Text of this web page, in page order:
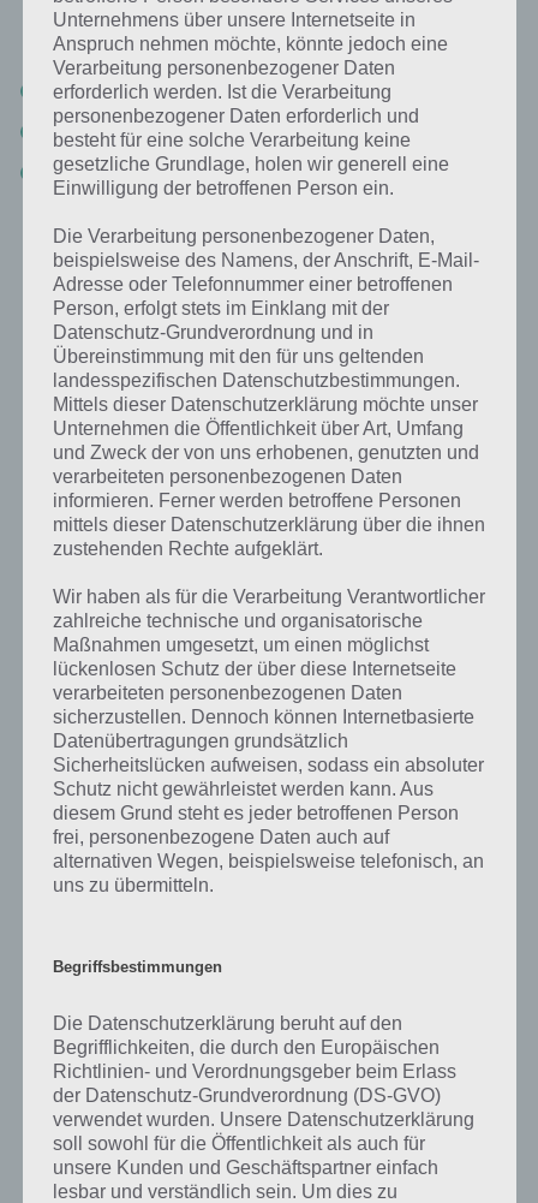
antippen musst, sind es in Akt 3 Ratten. Hier alle Informationen, die
du wissen musst:
Ratten erscheinen alle 3 Minuten
Maximal können sich 30 Ratten in eurer Stadt aufhalten
50 weitere werden gespeichert, sodass diese erscheinen, wenn du
welche angetippt hast
So musst du alle 4 Stunden spielen, da sonst keine neuen mehr
generiert werden. Ein Tipp zum Sammeln: Lege dein Smartphone /
Tablet einfach hin und bleibe stets beim gleichen Punkt stehen. Die
Ratten wandern nach gewisser Zeit in diesen sichtbaren Bereich,
sodass du diese dann antippen kannst.
Noch einfacher geht es mit dem Panini-Grill, den du mittlerweile
soweit upgegraded haben solltest, dass du diesen alle 4 Stunden
aktivieren kannst.
Tippe die Ratten an, um an die Augenklappen zu
Übersicht über die Preise in Akt
3 Piraten
Hier nun die Übersicht, welche Preise es in Akt 3 Piraten des Zeitreise
Event in Simpsons Springfield gibt. Insgesamt musst du dieses mal
ganze 88.200 Augenklappen sammeln, um alle Preise zu verdienen.
Unternehmens über unsere Internetseite in
Anspruch nehmen möchte, könnte jedoch eine
Verarbeitung personenbezogener Daten
erforderlich werden. Ist die Verarbeitung
personenbezogener Daten erforderlich und
besteht für eine solche Verarbeitung keine
gesetzliche Grundlage, holen wir generell eine
Einwilligung der betroffenen Person ein.
Die Verarbeitung personenbezogener Daten,
beispielsweise des Namens, der Anschrift, E-Mail-
Adresse oder Telefonnummer einer betroffenen
Person, erfolgt stets im Einklang mit der
Datenschutz-Grundverordnung und in
Übereinstimmung mit den für uns geltenden
landesspezifischen Datenschutzbestimmungen.
Mittels dieser Datenschutzerklärung möchte unser
Unternehmen die Öffentlichkeit über Art, Umfang
und Zweck der von uns erhobenen, genutzten und
verarbeiteten personenbezogenen Daten
informieren. Ferner werden betroffene Personen
mittels dieser Datenschutzerklärung über die ihnen
zustehenden Rechte aufgeklärt.
Wir haben als für die Verarbeitung Verantwortlicher
zahlreiche technische und organisatorische
Maßnahmen umgesetzt, um einen möglichst
lückenlosen Schutz der über diese Internetseite
verarbeiteten personenbezogenen Daten
sicherzustellen. Dennoch können Internetbasierte
Datenübertragungen grundsätzlich
Sicherheitslücken aufweisen, sodass ein absoluter
Schutz nicht gewährleistet werden kann. Aus
diesem Grund steht es jeder betroffenen Person
frei, personenbezogene Daten auch auf
alternativen Wegen, beispielsweise telefonisch, an
uns zu übermitteln.
Begriffsbestimmungen
Die Datenschutzerklärung beruht auf den
Begrifflichkeiten, die durch den Europäischen
Richtlinien- und Verordnungsgeber beim Erlass
der Datenschutz-Grundverordnung (DS-GVO)
verwendet wurden. Unsere Datenschutzerklärung
soll sowohl für die Öffentlichkeit als auch für
unsere Kunden und Geschäftspartner einfach
lesbar und verständlich sein. Um dies zu